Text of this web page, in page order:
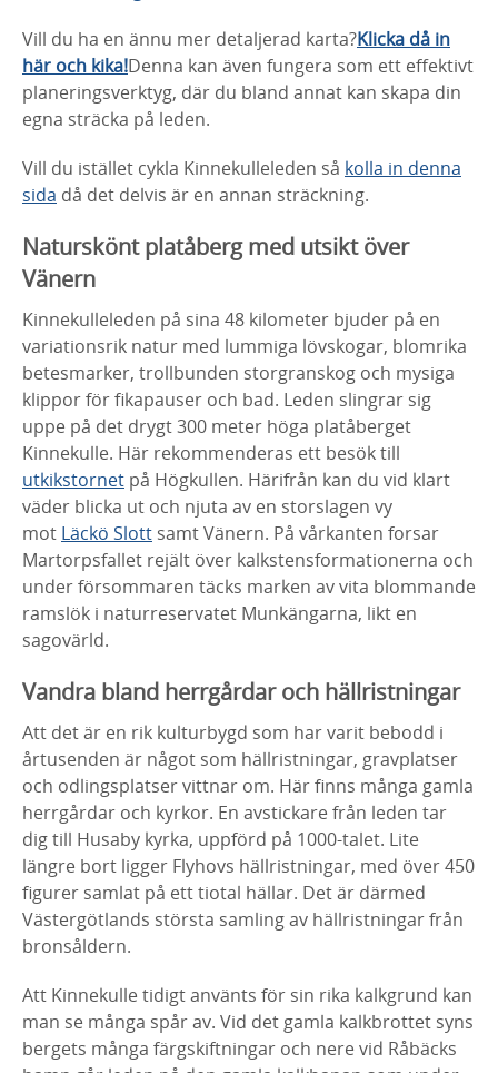
Vill du ha en ännu mer detaljerad karta?Klicka då in
här och kika!Denna kan även fungera som ett effektivt
planeringsverktyg, där du bland annat kan skapa din
egna sträcka på leden.
Vill du istället cykla Kinnekulleleden så kolla in denna
sida då det delvis är en annan sträckning.
Naturskönt platåberg med utsikt över
Vänern
Kinnekulleleden på sina 48 kilometer bjuder på en
variationsrik natur med lummiga lövskogar, blomrika
betesmarker, trollbunden storgranskog och mysiga
klippor för fikapauser och bad. Leden slingrar sig
uppe på det drygt 300 meter höga platåberget
Kinnekulle. Här rekommenderas ett besök till
utkikstornet på Högkullen. Härifrån kan du vid klart
väder blicka ut och njuta av en storslagen vy
mot Läckö Slott samt Vänern. På vårkanten forsar
Martorpsfallet rejält över kalkstensformationerna och
under försommaren täcks marken av vita blommande
ramslök i naturreservatet Munkängarna, likt en
sagovärld.
Vandra bland herrgårdar och hällristningar
Att det är en rik kulturbygd som har varit bebodd i
årtusenden är något som hällristningar, gravplatser
och odlingsplatser vittnar om. Här finns många gamla
herrgårdar och kyrkor. En avstickare från leden tar
dig till Husaby kyrka, uppförd på 1000-talet. Lite
längre bort ligger Flyhovs hällristningar, med över 450
figurer samlat på ett tiotal hällar. Det är därmed
Västergötlands största samling av hällristningar från
bronsåldern.
Att Kinnekulle tidigt använts för sin rika kalkgrund kan
man se många spår av. Vid det gamla kalkbrottet syns
bergets många färgskiftningar och nere vid Råbäcks